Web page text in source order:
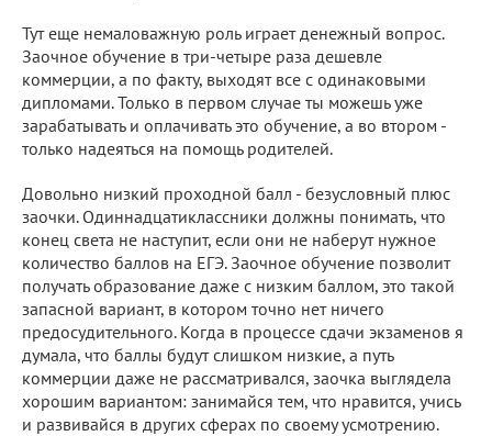
Тут еще немаловажную роль играет денежный вопрос.
Заочное обучение в три-четыре раза дешевле
коммерции, а по факту, выходят все с одинаковыми
дипломами. Только в первом случае ты можешь уже
зарабатывать и оплачивать это обучение, а во втором -
только надеяться на помощь родителей.
Довольно низкий проходной балл - безусловный плюс
заочки. Одиннадцатиклассники должны понимать, что
конец света не наступит, если они не наберут нужное
количество баллов на ЕГЭ. Заочное обучение позволит
получать образование даже с низким баллом, это такой
запасной вариант, в котором точно нет ничего
предосудительного. Когда в процессе сдачи экзаменов я
думала, что баллы будут слишком низкие, а путь
коммерции даже не рассматривался, заочка выглядела
хорошим вариантом: занимайся тем, что нравится, учись
и развивайся в других сферах по своему усмотрению.